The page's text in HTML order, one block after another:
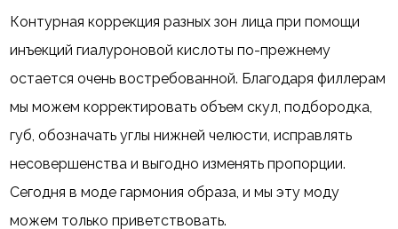
Контурная коррекция разных зон лица при помощи
инъекций гиалуроновой кислоты по-прежнему
остается очень востребованной. Благодаря филлерам
мы можем корректировать объем скул, подбородка,
губ, обозначать углы нижней челюсти, исправлять
несовершенства и выгодно изменять пропорции.
Сегодня в моде гармония образа, и мы эту моду
можем только приветствовать.